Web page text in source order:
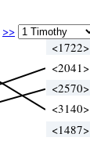
>>
<1722>
<2041>
<2570>
<3140>
<1487>